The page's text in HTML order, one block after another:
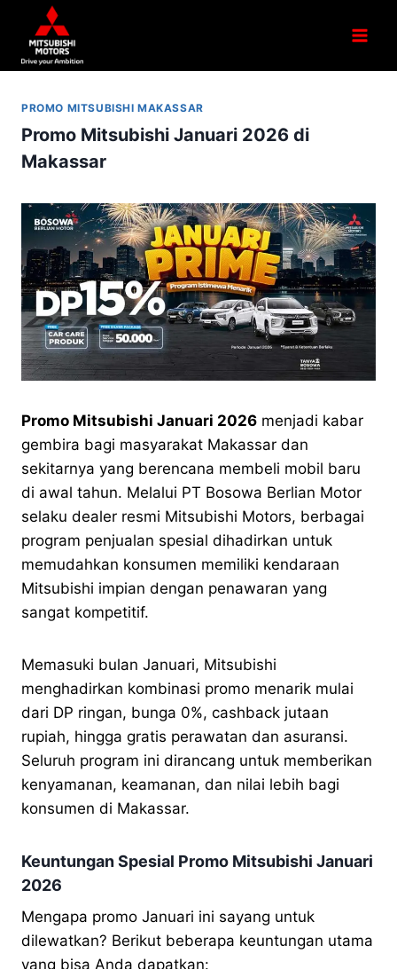
PROMO MITSUBISHI MAKASSAR
Promo Mitsubishi Januari 2026 di
Makassar
Promo Mitsubishi Januari 2026 menjadi kabar
gembira bagi masyarakat Makassar dan
sekitarnya yang berencana membeli mobil baru
di awal tahun. Melalui PT Bosowa Berlian Motor
selaku dealer resmi Mitsubishi Motors, berbagai
program penjualan spesial dihadirkan untuk
memudahkan konsumen memiliki kendaraan
Mitsubishi impian dengan penawaran yang
sangat kompetitif.
Memasuki bulan Januari, Mitsubishi
menghadirkan kombinasi promo menarik mulai
dari DP ringan, bunga 0%, cashback jutaan
rupiah, hingga gratis perawatan dan asuransi.
Seluruh program ini dirancang untuk memberikan
kenyamanan, keamanan, dan nilai lebih bagi
konsumen di Makassar.
Keuntungan Spesial Promo Mitsubishi Januari
2026
Mengapa promo Januari ini sayang untuk
dilewatkan? Berikut beberapa keuntungan utama
yang bisa Anda dapatkan: